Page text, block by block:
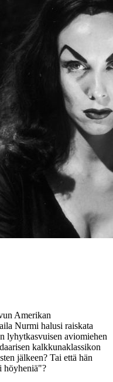
Amerikan
Nurmi halusi raiskata
lyhytkasvuisen aviomiehen
kalkkunaklassikon
jälkeen? Tai että hän
höyheniä"?